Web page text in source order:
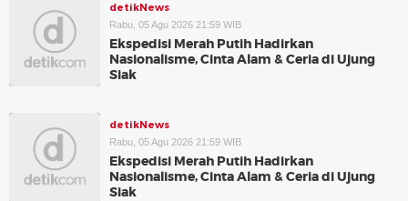
detikNews
Rabu, 05 Agu 2026 21:59 WIB
Ekspedisi Merah Putih Hadirkan
Nasionalisme, Cinta Alam & Ceria di Ujung
Siak
detikNews
Rabu, 05 Agu 2026 21:59 WIB
Ekspedisi Merah Putih Hadirkan
Nasionalisme, Cinta Alam & Ceria di Ujung
Siak